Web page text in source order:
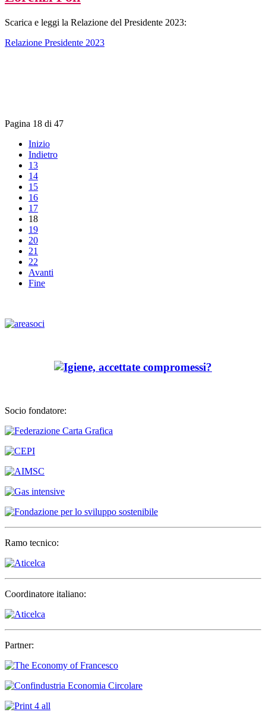
Scarica e leggi la Relazione del Presidente 2023:
Relazione Presidente 2023
Pagina 18 di 47
Inizio
Indietro
13
14
15
16
17
18
19
20
21
22
Avanti
Fine
Socio fondatore:
Ramo tecnico:
Coordinatore italiano:
Partner: